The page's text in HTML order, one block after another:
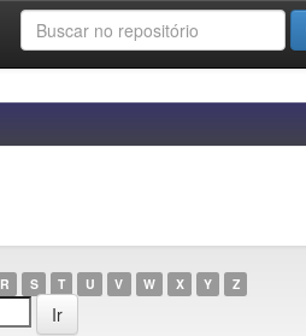
R S T U V W X Y Z